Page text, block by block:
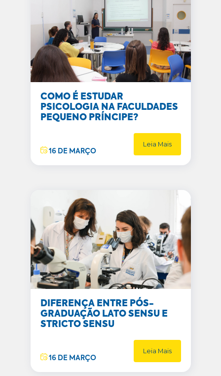
COMO É ESTUDAR
PSICOLOGIA NA FACULDADES
PEQUENO PRÍNCIPE?
16 DE MARÇO
Leia Mais
DIFERENÇA ENTRE PÓS-
GRADUAÇÃO LATO SENSU E
STRICTO SENSU
16 DE MARÇO
Leia Mais